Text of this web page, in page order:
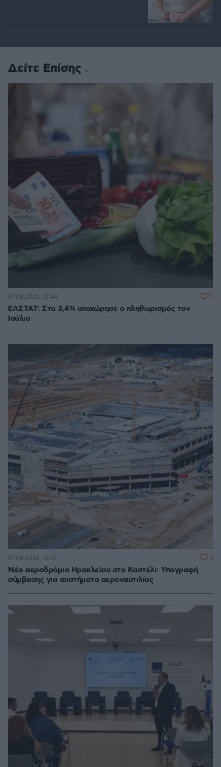
Δείτε Επίσης
ΕΛΣΤΑΤ: Στο 3,4% υποχώρησε ο πληθωρισμός τον
Ιούλιο
07.08.2026, 12:44 1
Νέο αεροδρόμιο Ηρακλείου στο Καστέλι: Υπογραφή
σύμβασης για συστήματα αεροναυτιλίας
07.08.2026, 12:37 3